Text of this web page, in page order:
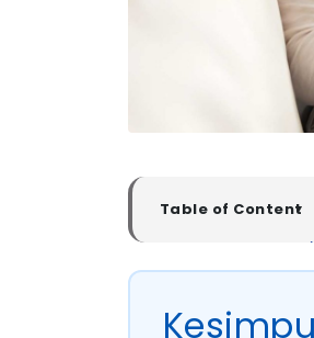
Table of Content
▼
Harga WiFi Fiber
- 2. Oxygen